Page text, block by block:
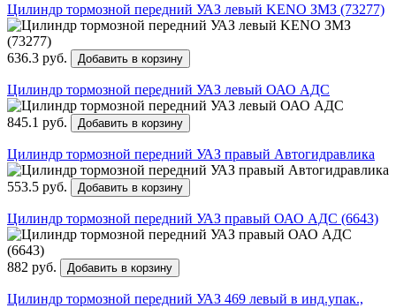
Цилиндр тормозной передний УАЗ левый KENO ЗМЗ (73277)
636.3 руб. Добавить в корзину
Цилиндр тормозной передний УАЗ левый ОАО АДС
845.1 руб. Добавить в корзину
Цилиндр тормозной передний УАЗ правый Автогидравлика
553.5 руб. Добавить в корзину
Цилиндр тормозной передний УАЗ правый ОАО АДС (6643)
882 руб. Добавить в корзину
Цилиндр тормозной передний УАЗ 469 левый в инд.упак.,